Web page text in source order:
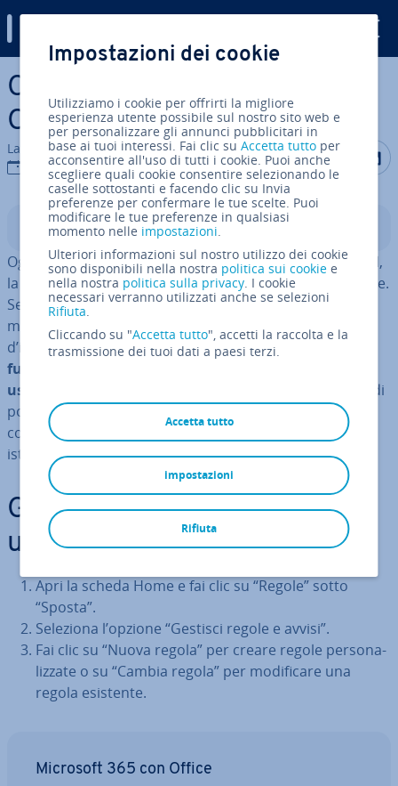
Vai al contenuto prin­ci­pa­le
Come creare una regola di
Outlook: istru­zio­ni
La redazione di IONOS
29 ago 2019
Condividi
Indice
Ogni giorno vengono inviate più di 280 miliardi di e-mail,
la maggior parte delle quali in un contesto pro­fes­sio­na­le.
Se nella tua casella di posta di Outlook si ac­cu­mu­la­no
messaggi su messaggi che ti fanno perdere la visione
d’insieme, puoi impostare de­ter­mi­na­te regole. Questa
funzione au­to­ma­ti­ca per i messaggi in entrata e in
uscita
ti permette di riportare ordine nella tua casella di
posta in arrivo e ti tiene sempre al corrente. Impara a
con­fi­gu­ra­re delle regole su Outlook grazie alle nostre
istru­zio­ni, con o senza modelli pre­de­fi­ni­ti.
Guida rapida: come creare
una regola di Outlook
Apri la scheda Home e fai clic su “Regole” sotto
“Sposta”.
Seleziona l’opzione “Gestisci regole e avvisi”.
Fai clic su “Nuova regola” per creare regole per­so­na­
liz­za­te o su “Cambia regola” per mo­di­fi­ca­re una
regola esistente.
Microsoft 365 con Office
Impostazioni dei cookie
Utilizziamo i cookie per offrirti la migliore
esperienza utente possibile sul nostro sito web e
per personalizzare gli annunci pubblicitari in
base ai tuoi interessi. Fai clic suAccetta tutto per
acconsentire all'uso di tutti i cookie. Puoi anche
scegliere quali cookie consentire selezionando le
caselle sottostanti e facendo clic su Invia
preferenze per confermare le tue scelte. Puoi
modificare le tue preferenze in qualsiasi
momento nelle impostazioni.
Ulteriori informazioni sul nostro utilizzo dei cookie
sono disponibili nella nostra politica sui cookie e
nella nostra politica sulla privacy. I cookie
necessari verranno utilizzati anche se selezioni
Rifiuta.
Cliccando su "Accetta tutto", accetti la raccolta e la
trasmissione dei tuoi dati a paesi terzi.
Accetta tutto
Rifiuta
impostazioni